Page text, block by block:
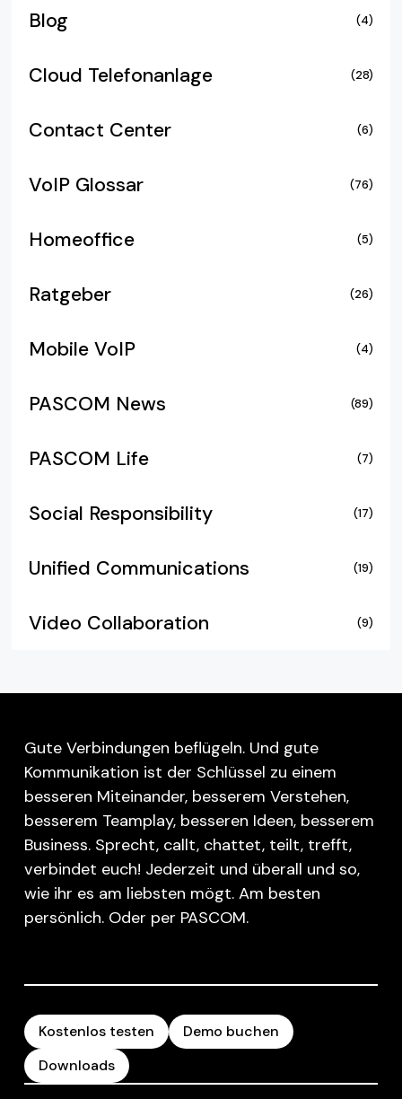
Blog (4)
Cloud Telefonanlage (28)
Contact Center (6)
VoIP Glossar (76)
Homeoffice (5)
Ratgeber (26)
Mobile VoIP (4)
PASCOM News (89)
PASCOM Life (7)
Social Responsibility (17)
Unified Communications (19)
Video Collaboration (9)
Gute Verbindungen beflügeln. Und gute
Kommunikation ist der Schlüssel zu einem
besseren Miteinander, besserem Verstehen,
besserem Teamplay, besseren Ideen, besserem
Business. Sprecht, callt, chattet, teilt, trefft,
verbindet euch! Jederzeit und überall und so,
wie ihr es am liebsten mögt. Am besten
persönlich. Oder per PASCOM.
Kostenlos testen
Demo buchen
Downloads